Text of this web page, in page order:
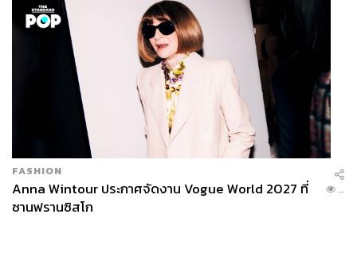
FASHION
Anna Wintour ประกาศจัดงาน Vogue World 2027 ที่
ซานฟรานซิสโก
...